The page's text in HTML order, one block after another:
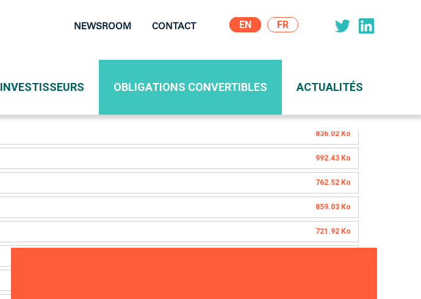
EN
NEWSROOM CONTACT
INVESTISSEURS OBLIGATIONS CONVERTIBLES ACTUALITÉS
836.02 Ko
992.43 Ko
762.52 Ko
859.03 Ko
721.92 Ko